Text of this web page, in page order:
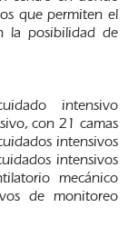
que permiten el
la posibilidad de
intensivo
con 21 camas
intensivos
intensivos
mecánico
de monitoreo